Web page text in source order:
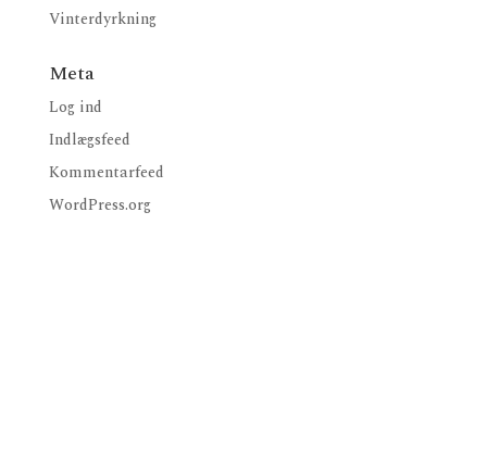
Vinterdyrkning
Meta
Log ind
Indlægsfeed
Kommentarfeed
WordPress.org